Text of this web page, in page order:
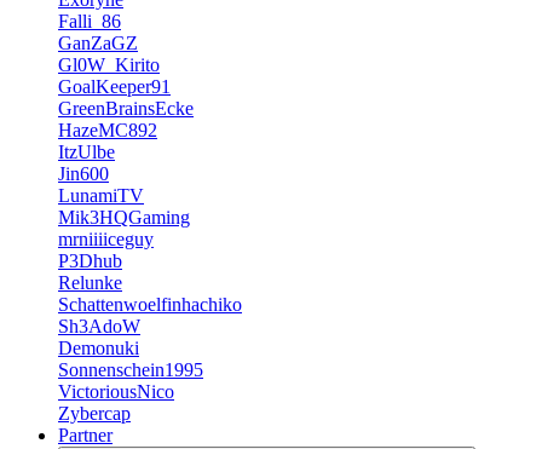
Falli_86
GanZaGZ
Gl0W_Kirito
GoalKeeper91
GreenBrainsEcke
HazeMC892
ItzUlbe
Jin600
LunamiTV
Mik3HQGaming
mrniiiiceguy
P3Dhub
Relunke
Schattenwoelfinhachiko
Sh3AdoW
Demonuki
Sonnenschein1995
VictoriousNico
Zybercap
Partner